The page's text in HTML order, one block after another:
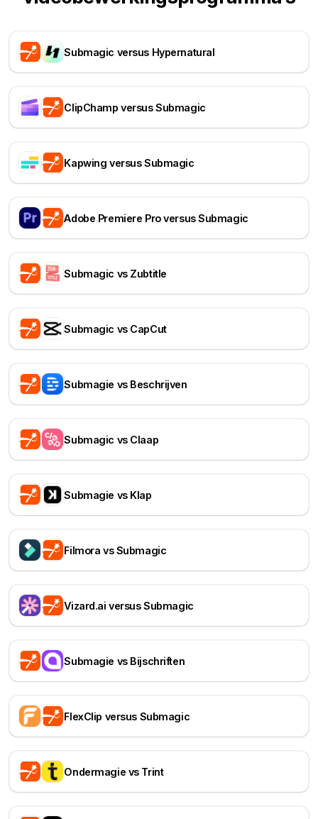
Submagic versus Hypernatural
ClipChamp versus Submagic
Kapwing versus Submagic
Adobe Premiere Pro versus Submagic
Submagic vs Zubtitle
Submagic vs CapCut
Submagie vs Beschrijven
Submagic vs Claap
Submagie vs Klap
Filmora vs Submagic
Vizard.ai versus Submagic
Submagie vs Bijschriften
FlexClip versus Submagic
Ondermagie vs Trint